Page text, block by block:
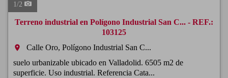
1/2
Terreno industrial en Polígono Industrial San C... - REF.:
103125
room
Calle Oro, Polígono Industrial San C...
suelo urbanizable ubicado en Valladolid. 6505 m2 de
superficie. Uso industrial. Referencia Cata...